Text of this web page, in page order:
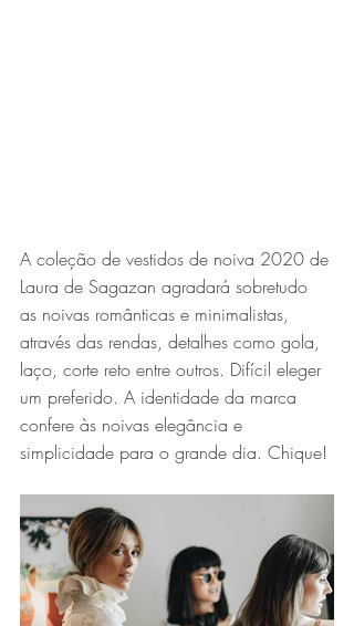
A coleção de vestidos de noiva 2020 de
Laura de Sagazan agradará sobretudo
as noivas românticas e minimalistas,
através das rendas, detalhes como gola,
laço, corte reto entre outros. Difícil eleger
um preferido. A identidade da marca
confere às noivas elegância e
simplicidade para o grande dia. Chique!